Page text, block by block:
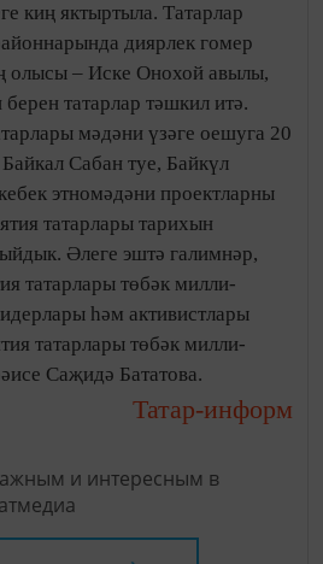
киң яктыртыла. Татарлар
диярлек гомер
олысы – Иске Онохой авылы,
татарлар тәшкил итә.
мәдәни үзәге оешуга 20
Сабан туе, Байкүл
этномәдәни проектларны
татарлары тарихын
Әлеге эштә галимнәр,
татарлары төбәк милли-
һәм активистлары
татарлары төбәк милли-
Саҗидә Бататова.
Татар-информ
и интересным в